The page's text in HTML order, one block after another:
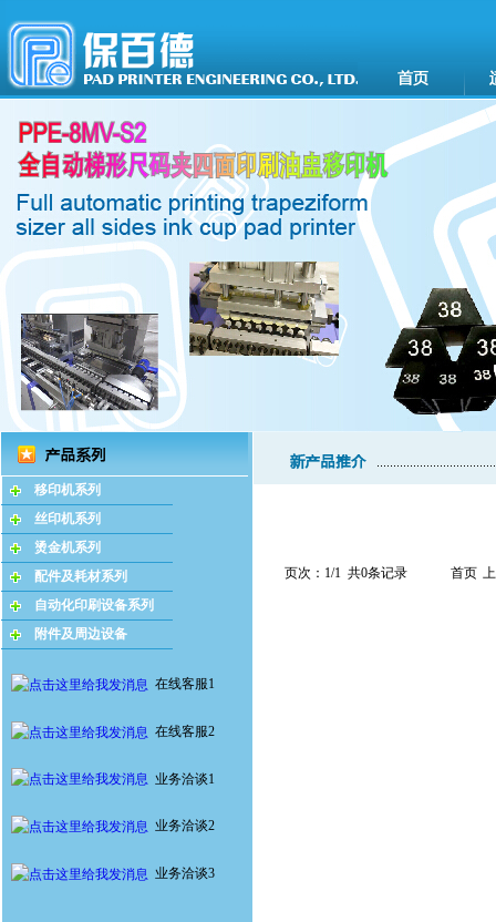
移印机系列
丝印机系列
烫金机系列
配件及耗材系列
自动化印刷设备系列
附件及周边设备
在线客服1
在线客服2
业务洽谈1
业务洽谈2
业务洽谈3
页次：1/1 共0条记录 首页